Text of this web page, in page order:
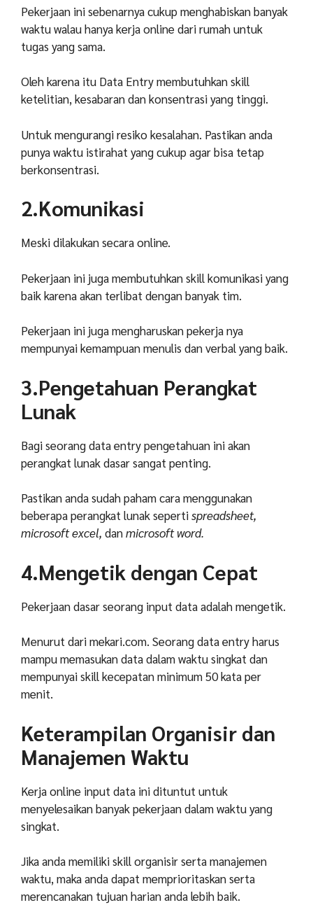
Pekerjaan ini sebenarnya cukup menghabiskan banyak
waktu walau hanya kerja online dari rumah untuk
tugas yang sama.
Oleh karena itu Data Entry membutuhkan skill
ketelitian, kesabaran dan konsentrasi yang tinggi.
Untuk mengurangi resiko kesalahan. Pastikan anda
punya waktu istirahat yang cukup agar bisa tetap
berkonsentrasi.
2.Komunikasi
Meski dilakukan secara online.
Pekerjaan ini juga membutuhkan skill komunikasi yang
baik karena akan terlibat dengan banyak tim.
Pekerjaan ini juga mengharuskan pekerja nya
mempunyai kemampuan menulis dan verbal yang baik.
3.Pengetahuan Perangkat
Lunak
Bagi seorang data entry pengetahuan ini akan
perangkat lunak dasar sangat penting.
Pastikan anda sudah paham cara menggunakan
beberapa perangkat lunak sepertispreadsheet,
microsoft excel, danmicrosoft word.
4.Mengetik dengan Cepat
Pekerjaan dasar seorang input data adalah mengetik.
Menurut dari mekari.com. Seorang data entry harus
mampu memasukan data dalam waktu singkat dan
mempunyai skill kecepatan minimum 50 kata per
menit.
Keterampilan Organisir dan
Manajemen Waktu
Kerja online input data ini dituntut untuk
menyelesaikan banyak pekerjaan dalam waktu yang
singkat.
Jika anda memiliki skill organisir serta manajemen
waktu, maka anda dapat memprioritaskan serta
merencanakan tujuan harian anda lebih baik.